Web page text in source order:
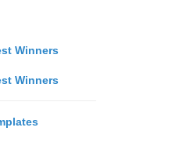
Winners
Winners